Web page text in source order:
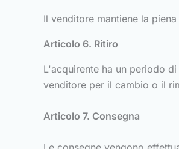
Il venditore mantiene la
Articolo 6. Ritiro
L'acquirente ha un periodo
venditore per il cambio o il
Articolo 7. Consegna